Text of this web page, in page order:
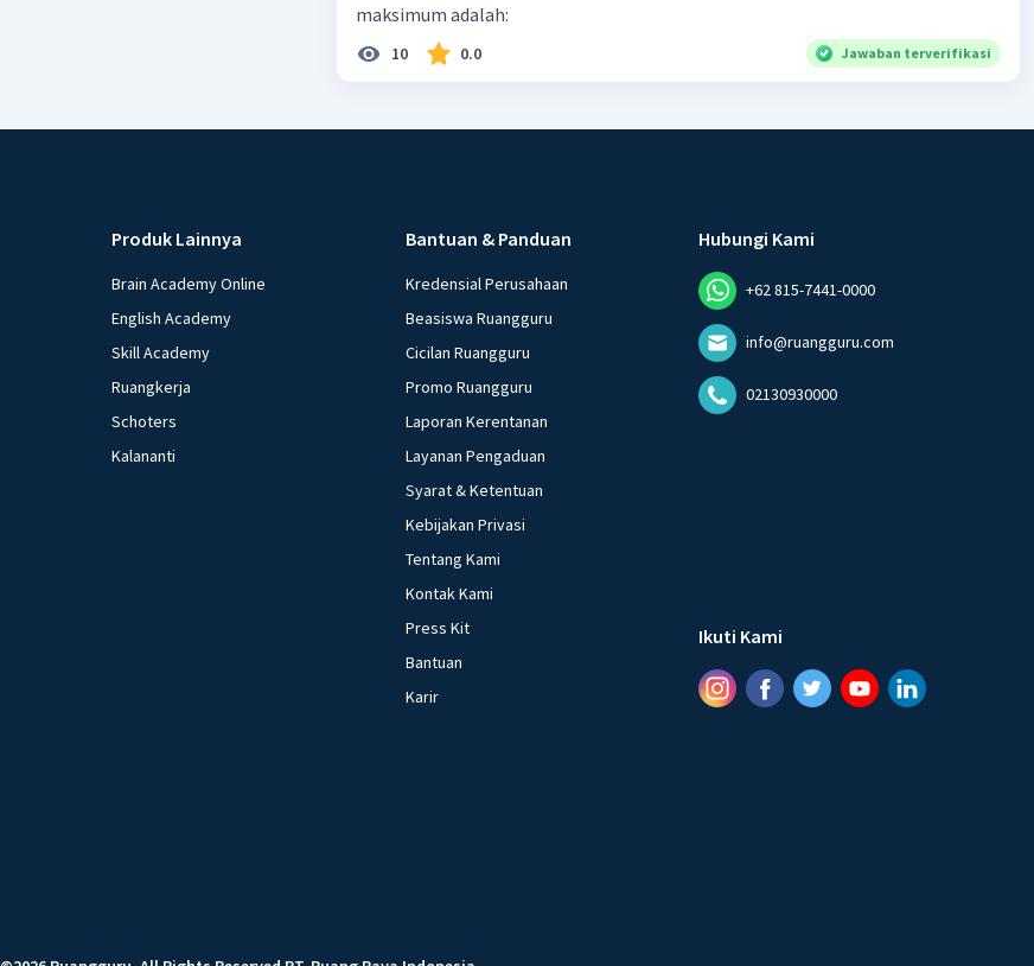
maksimum adalah:
10 0.0 Jawaban terverifikasi
Produk Lainnya
Brain Academy Online
English Academy
Skill Academy
Ruangkerja
Schoters
Kalananti
Bantuan & Panduan
Kredensial Perusahaan
Beasiswa Ruangguru
Cicilan Ruangguru
Promo Ruangguru
Laporan Kerentanan
Layanan Pengaduan
Syarat & Ketentuan
Kebijakan Privasi
Tentang Kami
Kontak Kami
Press Kit
Bantuan
Karir
Hubungi Kami
+62 815-7441-0000
info@ruangguru.com
02130930000
Ikuti Kami